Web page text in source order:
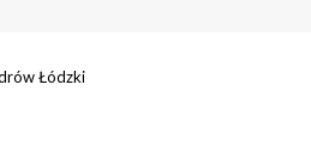
Łódzki